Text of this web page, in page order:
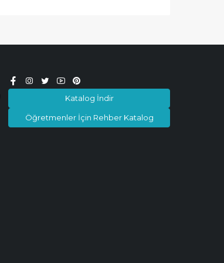
Katalog İndir
Öğretmenler İçin Rehber Katalog